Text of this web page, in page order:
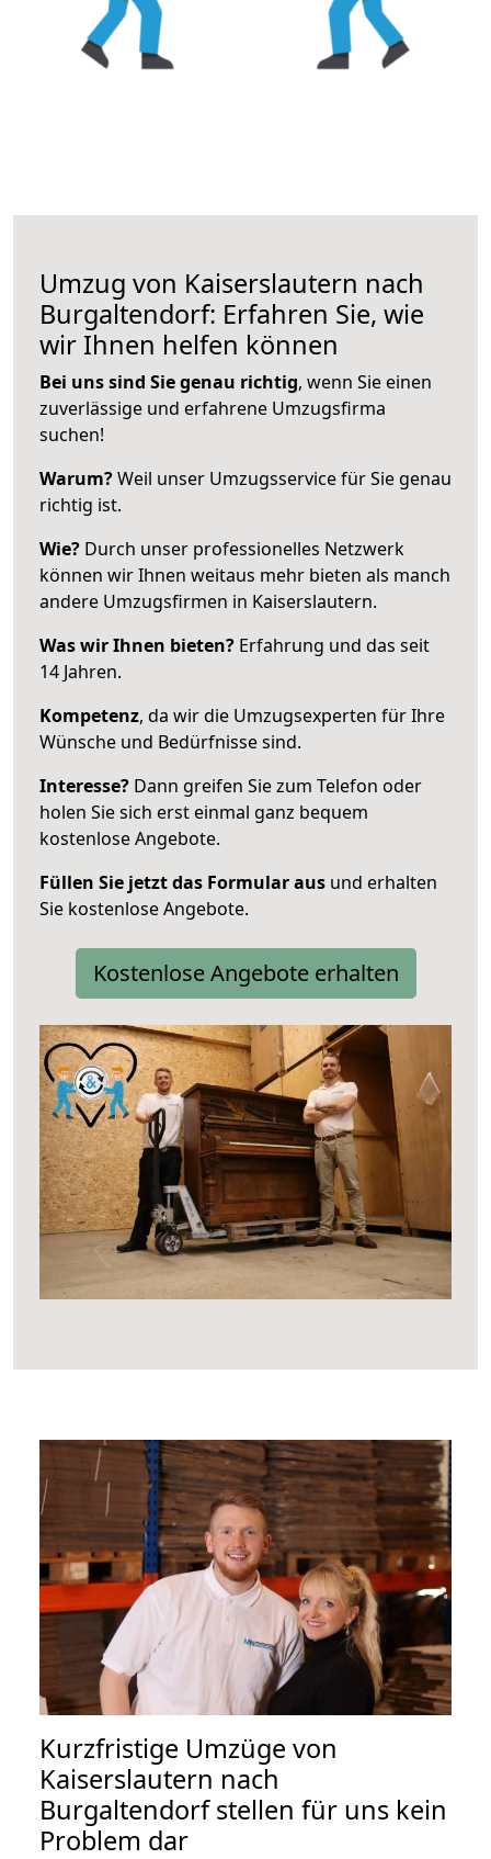
Umzug von Kaiserslautern nach
Burgaltendorf: Erfahren Sie, wie
wir Ihnen helfen können
Bei uns sind Sie genau richtig, wenn Sie einen
zuverlässige und erfahrene Umzugsfirma
suchen!
Warum?Weil unser Umzugsservice für Sie genau
richtig ist.
Wie? Durch unser professionelles Netzwerk
können wir Ihnen weitaus mehr bieten als manch
andere Umzugsfirmen in Kaiserslautern.
Was wir Ihnen bieten? Erfahrung und das seit
14 Jahren.
Kompetenz, da wir die Umzugsexperten für Ihre
Wünsche und Bedürfnisse sind.
Interesse? Dann greifen Sie zum Telefon oder
holen Sie sich erst einmal ganz bequem
kostenlose Angebote.
Füllen Sie jetzt das Formular aus und erhalten
Sie kostenlose Angebote.
Kostenlose Angebote erhalten
Kurzfristige Umzüge von
Kaiserslautern nach
Burgaltendorf stellen für uns kein
Problem dar